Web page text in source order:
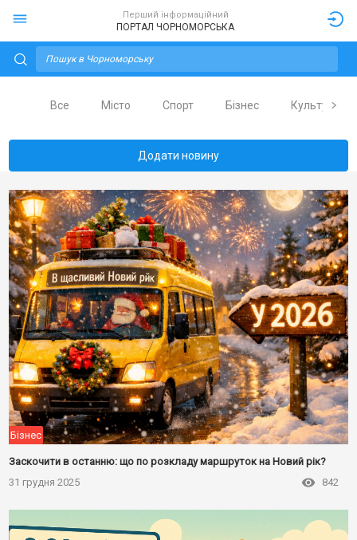
Перший інформаційний
ПОРТАЛ ЧОРНОМОРСЬКА
Все Місто Спорт Бізнес Культура
Додати новину
Бізнес
Заскочити в останню: що по розкладу маршруток на Новий рік?
31 грудня 2025
842